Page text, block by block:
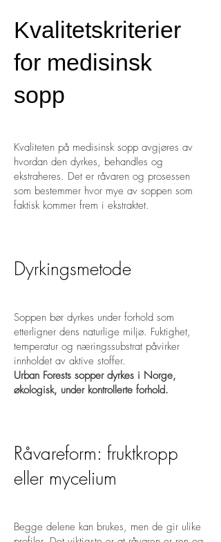
Kvalitetskriterier
for medisinsk
sopp
Kvaliteten på medisinsk sopp avgjøres av
hvordan den dyrkes, behandles og
ekstraheres. Det er råvaren og prosessen
som bestemmer hvor mye av soppen som
faktisk kommer frem i ekstraktet.
Dyrkingsmetode
Soppen bør dyrkes under forhold som
etterligner dens naturlige miljø. Fuktighet,
temperatur og næringssubstrat påvirker
innholdet av aktive stoffer.
Urban Forests sopper dyrkes i Norge,
økologisk, under kontrollerte forhold.
Råvareform: fruktkropp
eller mycelium
Begge delene kan brukes, men de gir ulike